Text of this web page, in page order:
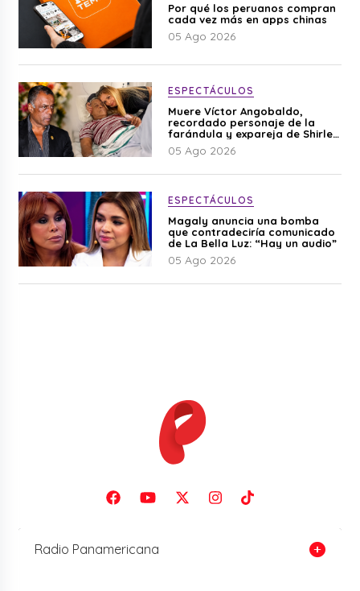
Por qué los peruanos compran
cada vez más en apps chinas
05 Ago 2026
ESPECTÁCULOS
Muere Víctor Angobaldo,
recordado personaje de la
farándula y expareja de Shirley
Cherres
05 Ago 2026
ESPECTÁCULOS
Magaly anuncia una bomba
que contradeciría comunicado
de La Bella Luz: “Hay un audio”
05 Ago 2026
Radio Panamericana